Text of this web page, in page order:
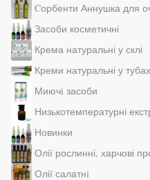
Cорбенти Аннушка для
Засоби косметичні
Крема натуральні у склі
Креми натуральні у
Миючi засоби
Низькотемпературні
Новинки
Олії рослинні, харчові
Олії салатнi